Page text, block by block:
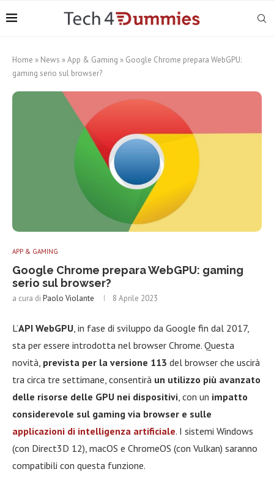
Home » News »App & Gaming » Google Chrome prepara WebGPU:
gaming serio sul browser?
APP & GAMING
Google Chrome prepara WebGPU: gaming
serio sul browser?
a cura di Paolo Violante 8 Aprile 2023
L’API WebGPU, in fase di sviluppo da Google fin dal 2017,
sta per essere introdotta nel browser Chrome. Questa
novità, prevista per la versione 113 del browser che uscirà
tra circa tre settimane, consentirà un utilizzo più avanzato
delle risorse delle GPU nei dispositivi, con un impatto
considerevole sul gaming via browser e sulle
applicazioni di intelligenza artificiale. I sistemi Windows
(con Direct3D 12), macOS e ChromeOS (con Vulkan) saranno
compatibili con questa funzione.